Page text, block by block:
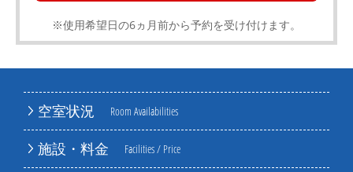
空室状況 Room Availabilities
施設・料金 Facilities / Price
※使用希望日の6ヵ月前から予約を受け付けます。